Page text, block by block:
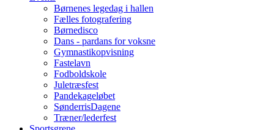
Børnenes legedag i hallen
Fælles fotografering
Børnedisco
Dans - pardans for voksne
Gymnastikopvisning
Fastelavn
Fodboldskole
Juletræsfest
Pandekageløbet
SønderrisDagene
Træner/lederfest